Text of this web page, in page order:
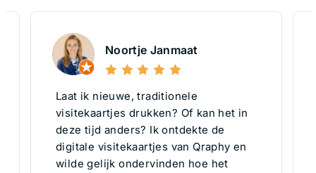
Noortje Janmaat
Laat ik nieuwe, traditionele
visitekaartjes drukken? Of kan het in
deze tijd anders? Ik ontdekte de
digitale visitekaartjes van Qraphy en
wilde gelijk ondervinden hoe het